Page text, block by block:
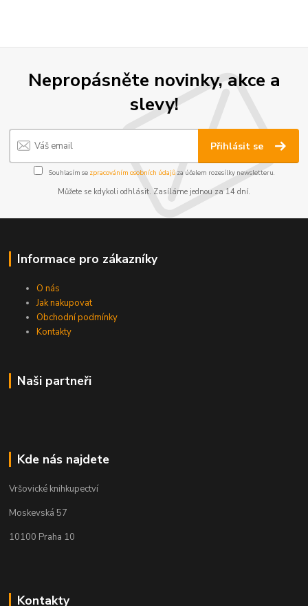
Nepropásněte novinky, akce a
slevy!
Přihlásit se
Souhlasím se zpracováním osobních údajůza účelem rozesílky newsletteru.
Můžete se kdykoli odhlásit. Zasíláme jednou za 14 dní.
Informace pro zákazníky
O nás
Jak nakupovat
Obchodní podmínky
Kontakty
Naši partneři
Kde nás najdete
Vršovické knihkupectví
Moskevská 57
10100 Praha 10
Kontakty